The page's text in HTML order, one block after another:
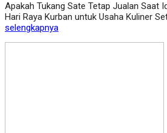
Apakah Tukang Sate Tetap Jualan Saat
Hari Raya Kurban untuk Usaha Kuliner
selengkapnya